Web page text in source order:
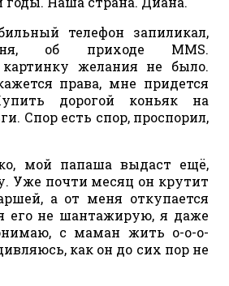
телефон запиликал,
об приходе ММS.
желания не было.
права, мне придется
дорогой коньяк на
Спор есть спор, проспорил,
мой папаша выдаст ещё,
Уже почти месяц он крутит
а от меня откупается
его не шантажирую, я даже
с маман жить о-о-о-
как он до сих пор не